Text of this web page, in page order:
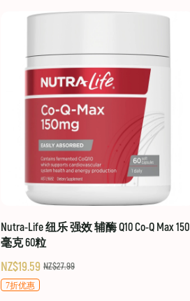
Nutra-Life 纽乐 强效 辅酶 Q10 Co-Q Max 150
毫克 60粒
NZ$19.59 NZ$27.99
7折优惠